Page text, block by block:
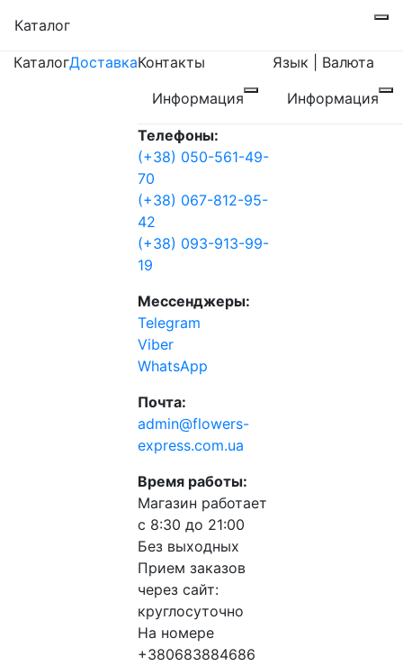
Каталог
КаталогДоставкаКонтакты
Информация
Телефоны:
(+38) 050-561-49-
70
(+38) 067-812-95-
42
(+38) 093-913-99-
19
Мессенджеры:
Telegram
Viber
WhatsApp
Почта:
admin@flowers-
express.com.ua
Время работы:
Магазин работает
с 8:30 до 21:00
Без выходных
Прием заказов
через сайт:
круглосуточно
На номере
+380683884686
Язык | Валюта
Информация